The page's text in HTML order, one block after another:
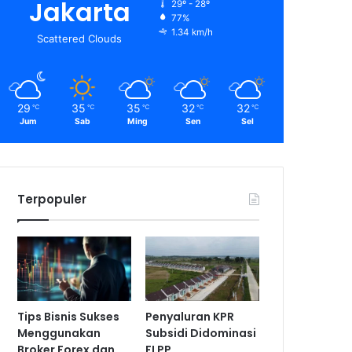
Jakarta
Scattered Clouds
29º - 28º
77%
1.34 km/h
29 ℃
Jum
35 ℃
Sab
35 ℃
Ming
32 ℃
Sen
32 ℃
Sel
Terpopuler
Tips Bisnis Sukses
Menggunakan
Penyaluran KPR
Subsidi Didominasi